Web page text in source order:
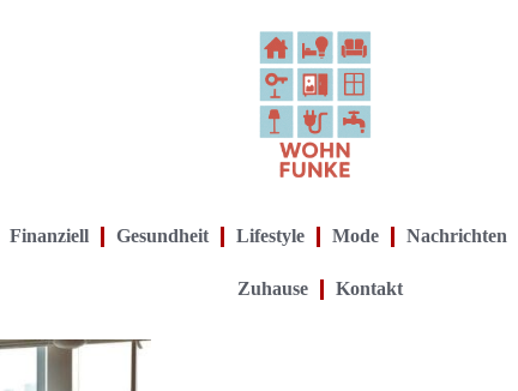
Finanziell Gesundheit Lifestyle Mode Nachrichten
Zuhause Kontakt